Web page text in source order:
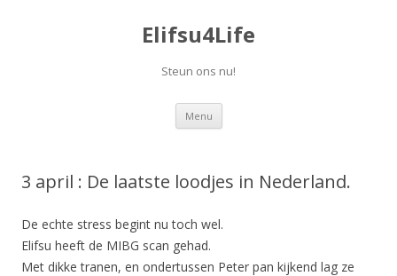
Elifsu4Life
Steun ons nu!
Menu Skip
content
3 april : De laatste loodjes in Nederland.
De echte stress begint nu toch wel.
Elifsu heeft de MIBG scan gehad.
Met dikke tranen, en ondertussen Peter pan kijkend lag ze